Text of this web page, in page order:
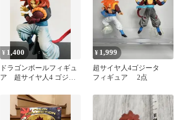
¥ 1,400
ドラゴンボールフィギュ
ア 超サイヤ人4 ゴジー
¥ 1,999
超サイヤ人4ゴジータ
フィギュア 2点